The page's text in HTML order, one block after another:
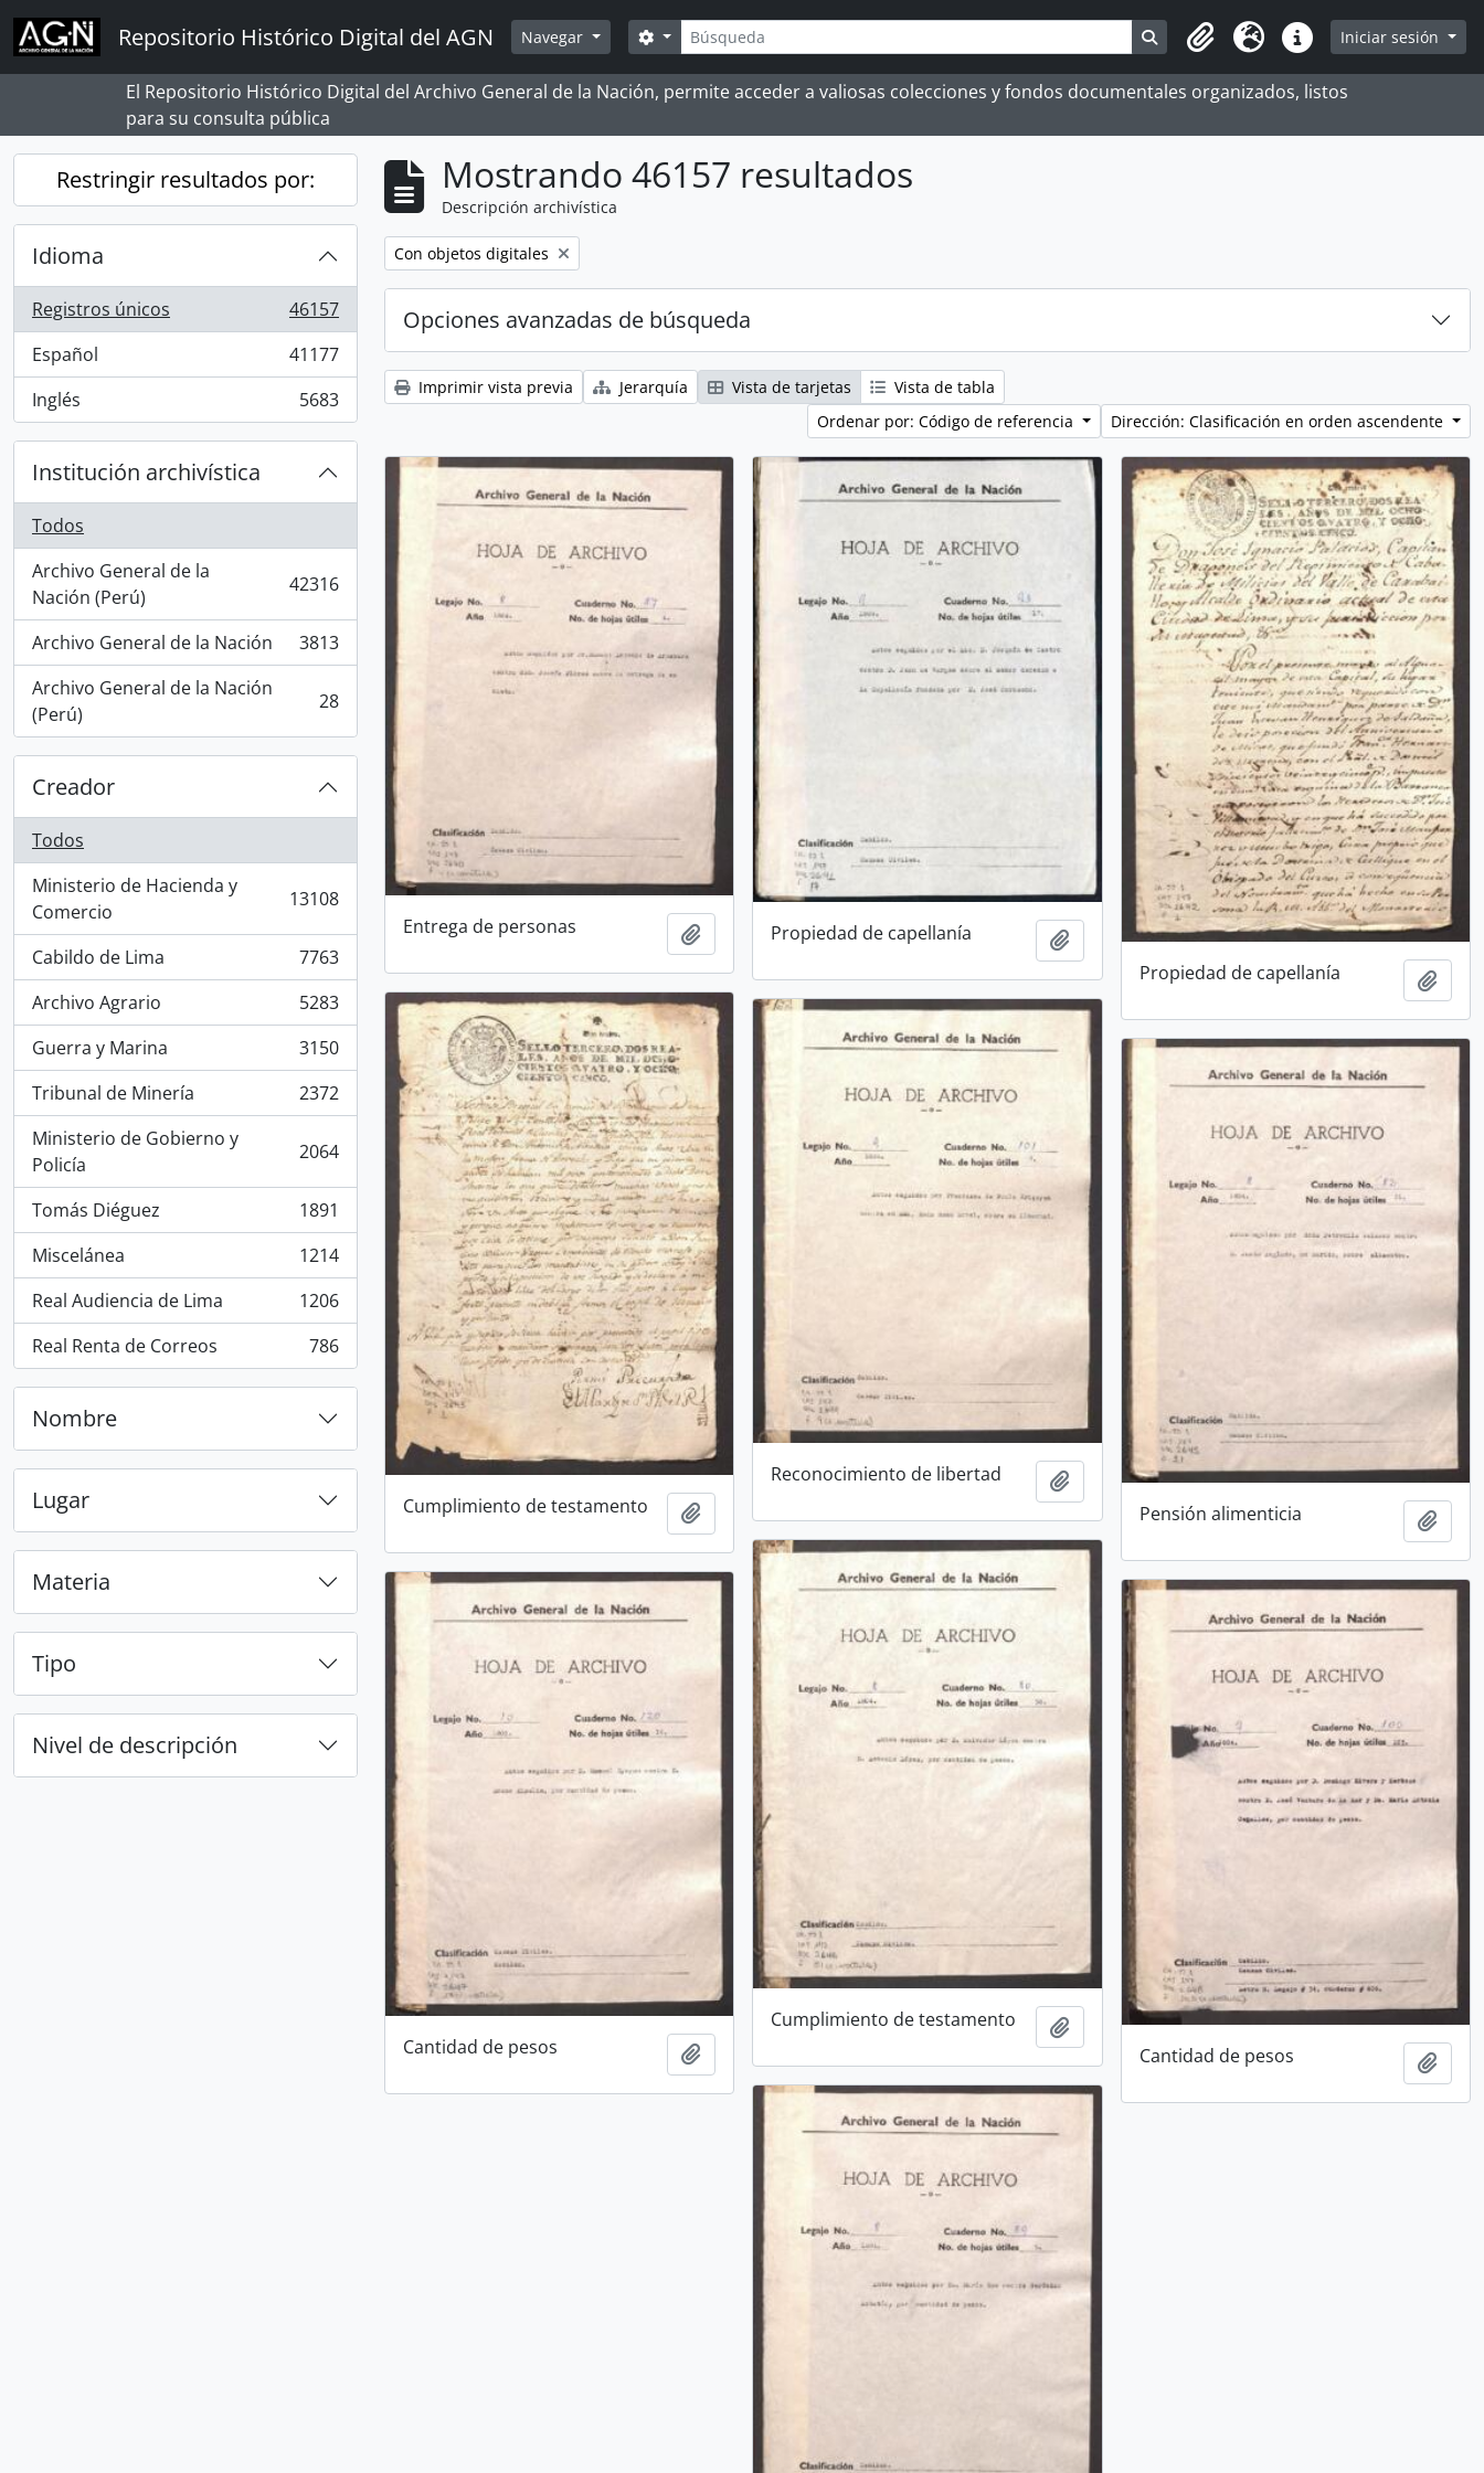
Skip to main content
Repositorio Histórico Digital del AGN Navegar Búsqueda
Search options Search in browse page
Portapapeles
Idioma Enlaces rápidos
Iniciar sesión
El Repositorio Histórico Digital del Archivo General de la Nación, permite acceder a valiosas colecciones y fondos documentales organizados, listos
para su consulta pública
Restringir resultados por:
Idioma
Registros únicos
, 46157 resultados
46157
Español
, 41177 resultados
41177
Inglés
, 5683 resultados 5683
Institución archivística
Todos
Archivo General de la
Nación (Perú)
, 42316 resultados 42316
Archivo General de la Nación
, 3813 resultados
3813
Archivo General de la Nación
(Perú)
, 28 resultados 28
Creador
Todos
Ministerio de Hacienda y
Comercio
, 13108 resultados 13108
Cabildo de Lima
, 7763 resultados
7763
Archivo Agrario
, 5283 resultados
5283
Guerra y Marina
, 3150 resultados
3150
Tribunal de Minería
, 2372 resultados
2372
Ministerio de Gobierno y
Policía
, 2064 resultados 2064
Tomás Diéguez
, 1891 resultados
1891
Miscelánea
, 1214 resultados
1214
Real Audiencia de Lima
, 1206 resultados
1206
Real Renta de Correos
, 786 resultados 786
Nombre
Lugar
Materia
Tipo
Nivel de descripción
Mostrando 46157 resultados
Descripción archivística
Remove filter:
Con objetos digitales
Opciones avanzadas de búsqueda
Imprimir vista previa Jerarquía Vista de tarjetas
Vista de tabla
Ordenar por: Código de referencia
Dirección: Clasificación en orden ascendente
Entrega de personas Añadir al portapapeles
Propiedad de capellanía
Añadir al portapapeles
Propiedad de capellanía
Cumplimiento de testamento Añadir al portapapeles
Reconocimiento de libertad
Añadir al portapapeles
Pensión alimenticia
Cumplimiento de testamento
Añadir al portapapeles
Cantidad de pesos
Cantidad de pesos